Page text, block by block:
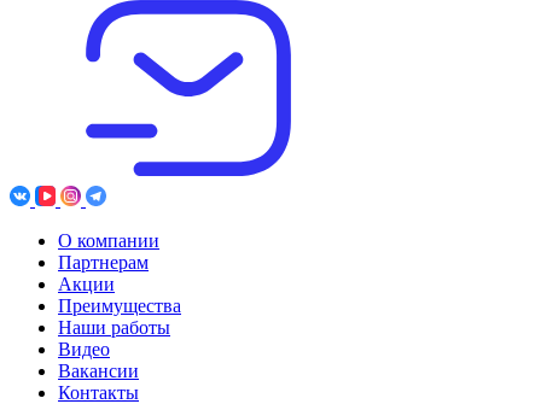
О компании
Партнерам
Акции
Преимущества
Наши работы
Видео
Вакансии
Контакты